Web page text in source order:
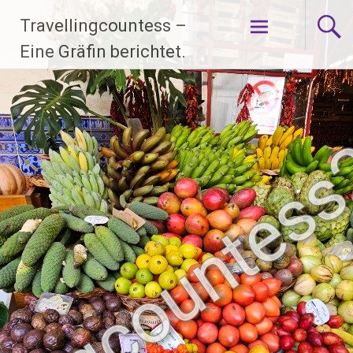
Inhalt
springen
Travellingcountess –
Eine Gräfin berichtet.